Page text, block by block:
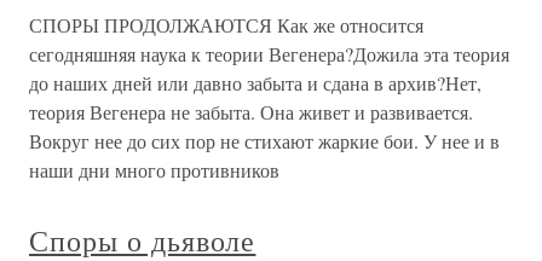
СПОРЫ ПРОДОЛЖАЮТСЯ Как же относится
сегодняшняя наука к теории Вегенера?Дожила эта теория
до наших дней или давно забыта и сдана в архив?Нет,
теория Вегенера не забыта. Она живет и развивается.
Вокруг нее до сих пор не стихают жаркие бои. У нее и в
наши дни много противников
Споры о дьяволе